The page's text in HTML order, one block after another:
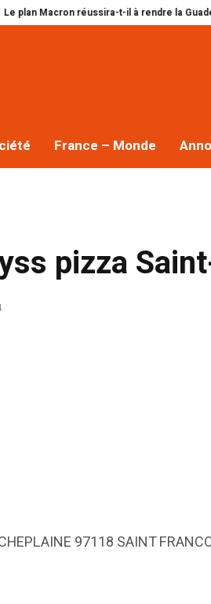
Macron réussira-t-il à rendre la
France – Monde
pizza
97118 SAINT